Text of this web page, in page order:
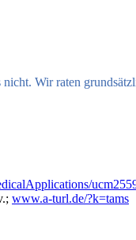
Wir raten
www.a-turl.de/?k=tams